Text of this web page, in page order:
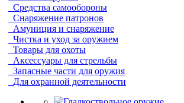
Средства самообороны
Снаряжение патронов
Амуниция и снаряжение
Чистка и уход за оружием
Товары для охоты
Аксессуары для стрельбы
Запасные части для оружия
Для охранной деятельности